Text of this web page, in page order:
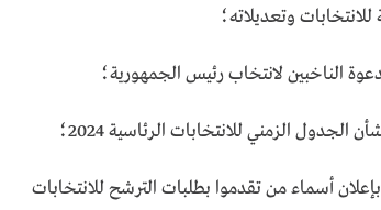
وعلى قرار الهيئة الوطنية للانتخابات رقم 24 لسنة 2023 بإعلان أسماء من تقدموا بطلبات الترشح للانتخابات